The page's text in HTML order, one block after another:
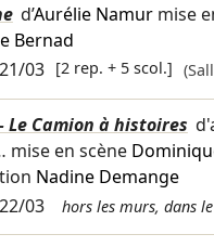
d’Aurélie Namurmise
Bernad
21/03 [2 rep. + 5 scol.]
Le Camion à histoires
mise en scène
Nadine Demange
22/03 hors les murs, dans